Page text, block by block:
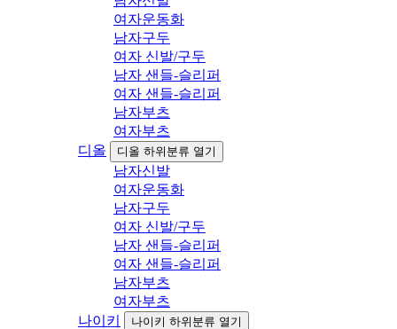
여자운동화
남자구두
여자 신발/구두
남자 샌들-슬리퍼
여자 샌들-슬리퍼
남자부츠
여자부츠
디올
디올 하위분류 열기
남자신발
여자운동화
남자구두
여자 신발/구두
남자 샌들-슬리퍼
여자 샌들-슬리퍼
남자부츠
여자부츠
나이키
나이키 하위분류 열기